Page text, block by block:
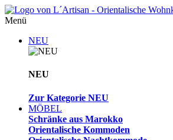
Menü
NEU
NEU
Zur Kategorie NEU
MÖBEL
Schränke aus Marokko
Orientalische Kommoden